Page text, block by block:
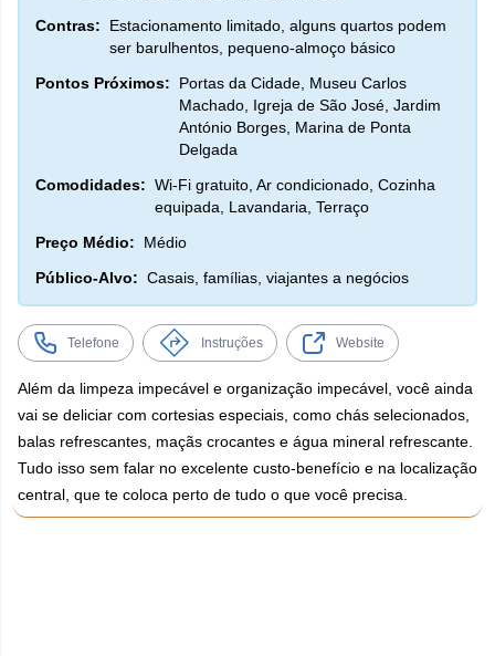
Contras:
Estacionamento limitado, alguns quartos podem
ser barulhentos, pequeno-almoço básico
Pontos Próximos:
Portas da Cidade, Museu Carlos
Machado, Igreja de São José, Jardim
António Borges, Marina de Ponta
Delgada
Comodidades: Wi-Fi gratuito, Ar condicionado, Cozinha
equipada, Lavandaria, Terraço
Preço Médio:
Médio
Público-Alvo: Casais, famílias, viajantes a negócios
Telefone Instruções Website
Além da limpeza impecável e organização impecável, você ainda
vai se deliciar com cortesias especiais, como chás selecionados,
balas refrescantes, maçãs crocantes e água mineral refrescante.
Tudo isso sem falar no excelente custo-benefício e na localização
central, que te coloca perto de tudo o que você precisa.